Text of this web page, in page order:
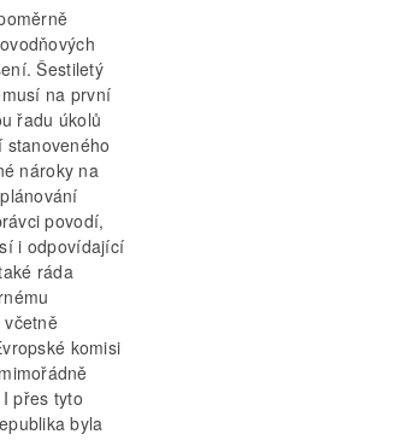
Šestiletý
na první
řadu úkolů
nároky na
povodí,
i odpovídající
ráda
komisi
přes tyto
byla